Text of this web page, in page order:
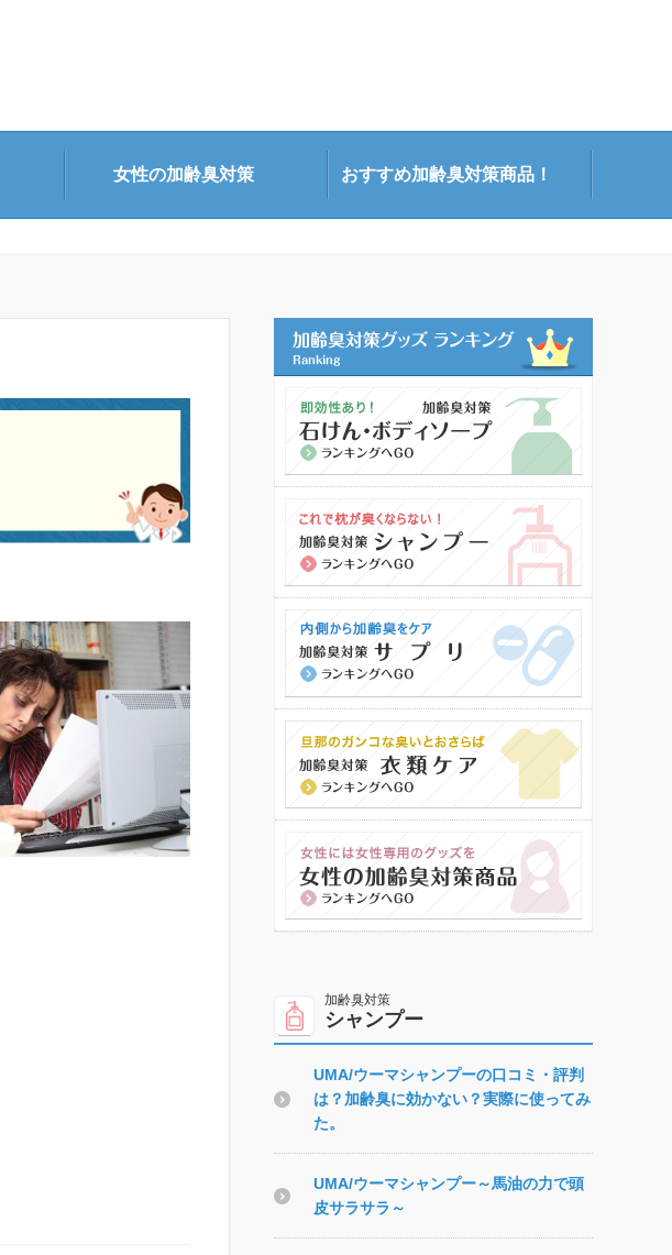
女性の加齢臭対策 おすすめ加齢臭対策商品！
シャンプー
UMA/ウーマシャンプーの口コミ・評判
は？加齢臭に効かない？実際に使ってみ
た。
UMA/ウーマシャンプー～馬油の力で頭
皮サラサラ～